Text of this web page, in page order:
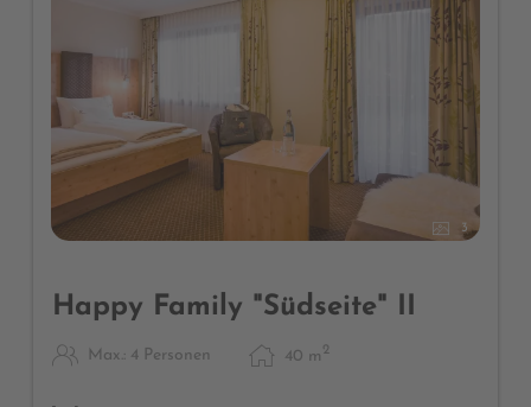
3
Happy Family "Südseite" II
Max.: 4 Personen 40 m 2